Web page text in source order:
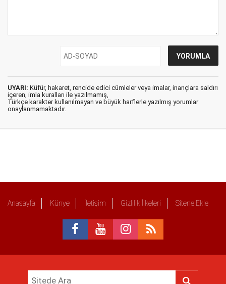
UYARI: Küfür, hakaret, rencide edici cümleler veya imalar, inançlara saldırı
içeren, imla kuralları ile yazılmamış,
Türkçe karakter kullanılmayan ve büyük harflerle yazılmış yorumlar
onaylanmamaktadır.
Anasayfa Künye İletişim Gizlilik İlkeleri Sitene Ekle